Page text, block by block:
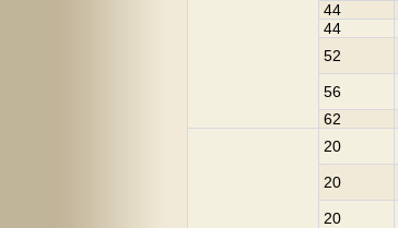
44
44
52
56
62
20
20
20